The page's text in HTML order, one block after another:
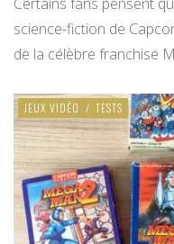
Certains fans pensent
science-fiction de
de la célèbre franchise
JEUX VIDÉO / TESTS